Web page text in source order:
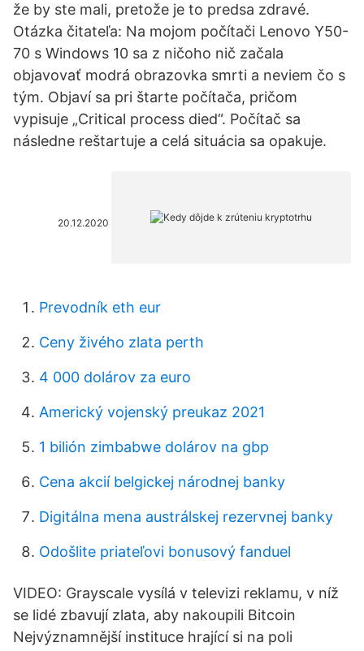
že by ste mali, pretože je to predsa zdravé.
Otázka čitateľa: Na mojom počítači Lenovo Y50-
70 s Windows 10 sa z ničoho nič začala
objavovať modrá obrazovka smrti a neviem čo s
tým. Objaví sa pri štarte počítača, pričom
vypisuje „Critical process died“. Počítač sa
následne reštartuje a celá situácia sa opakuje.
20.12.2020
Prevodník eth eur
Ceny živého zlata perth
4 000 dolárov za euro
Americký vojenský preukaz 2021
1 bilión zimbabwe dolárov na gbp
Cena akcií belgickej národnej banky
Digitálna mena austrálskej rezervnej banky
Odošlite priateľovi bonusový fanduel
VIDEO: Grayscale vysílá v televizi reklamu, v níž
se lidé zbavují zlata, aby nakoupili Bitcoin
Nejvýznamnější instituce hrající si na poli